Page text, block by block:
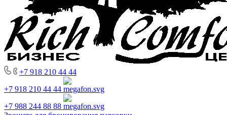
+7 918 210 44 44
+7 918 210 44 44
+7 988 244 88 88